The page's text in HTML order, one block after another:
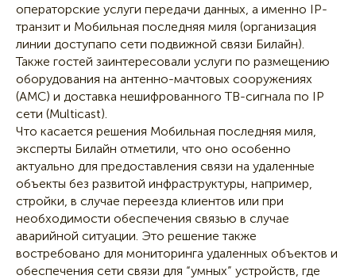
операторские услуги передачи данных, а именно IP-
транзит и Мобильная последняя миля (организация
линии доступапо сети подвижной связи Билайн).
Также гостей заинтересовали услуги по размещению
оборудования на антенно-мачтовых сооружениях
(АМС) и доставка нешифрованного ТВ-сигнала по IP
сети (Multicast).
Что касается решения Мобильная последняя миля,
эксперты Билайн отметили, что оно особенно
актуально для предоставления связи на удаленные
объекты без развитой инфраструктуры, например,
стройки, в случае переезда клиентов или при
необходимости обеспечения связью в случае
аварийной ситуации. Это решение также
востребовано для мониторинга удаленных объектов и
обеспечения сети связи для “умных” устройств, где